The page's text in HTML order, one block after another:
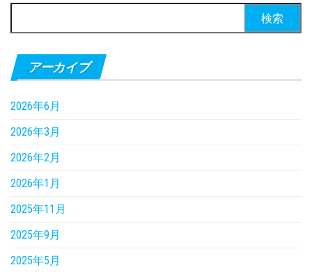
索:
アーカイブ
2026年6月
2026年3月
2026年2月
2026年1月
2025年11月
2025年9月
2025年5月